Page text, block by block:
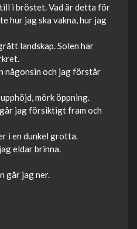
i bröstet. Vad är detta för
hur jag ska vakna, hur jag
landskap. Solen har
någonsin och jag förstår
mörk öppning.
jag försiktigt fram och
i en dunkel grotta.
eldar brinna.
går jag ner.